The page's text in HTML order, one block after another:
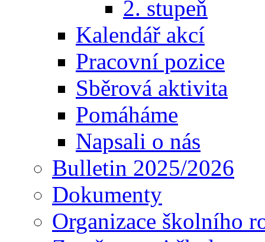
2. stupeň
Kalendář akcí
Pracovní pozice
Sběrová aktivita
Pomáháme
Napsali o nás
Bulletin 2025/2026
Dokumenty
Organizace školního